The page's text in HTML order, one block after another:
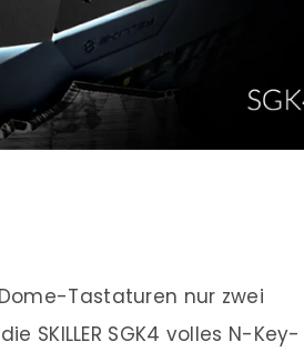
Tastaturen nur zwei
SGK4 volles N-Key-